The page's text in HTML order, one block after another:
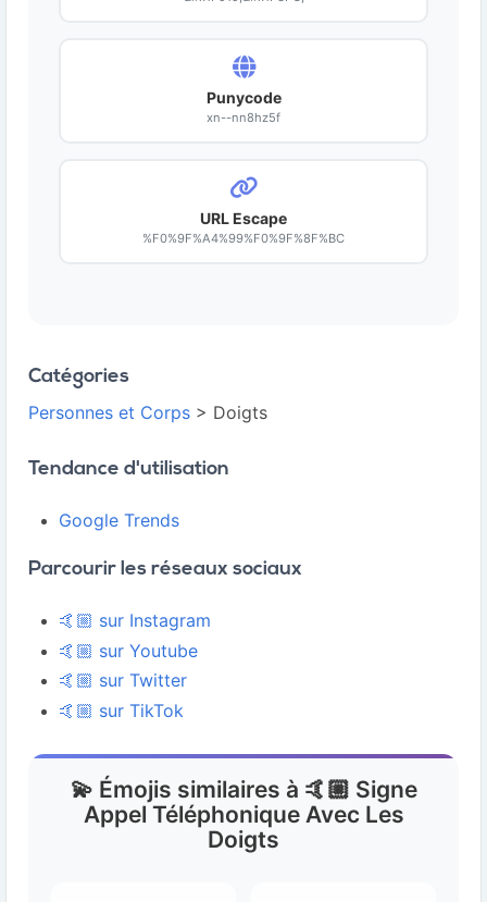
Punycode
xn--nn8hz5f
URL Escape
%F0%9F%A4%99%F0%9F%8F%BC
Catégories
Personnes et Corps > Doigts
Tendance d'utilisation
Google Trends
Parcourir les réseaux sociaux
🤙🏼 sur Instagram
🤙🏼 sur Youtube
🤙🏼 sur Twitter
🤙🏼 sur TikTok
💫 Émojis similaires à 🤙🏼 Signe
Appel Téléphonique Avec Les
Doigts